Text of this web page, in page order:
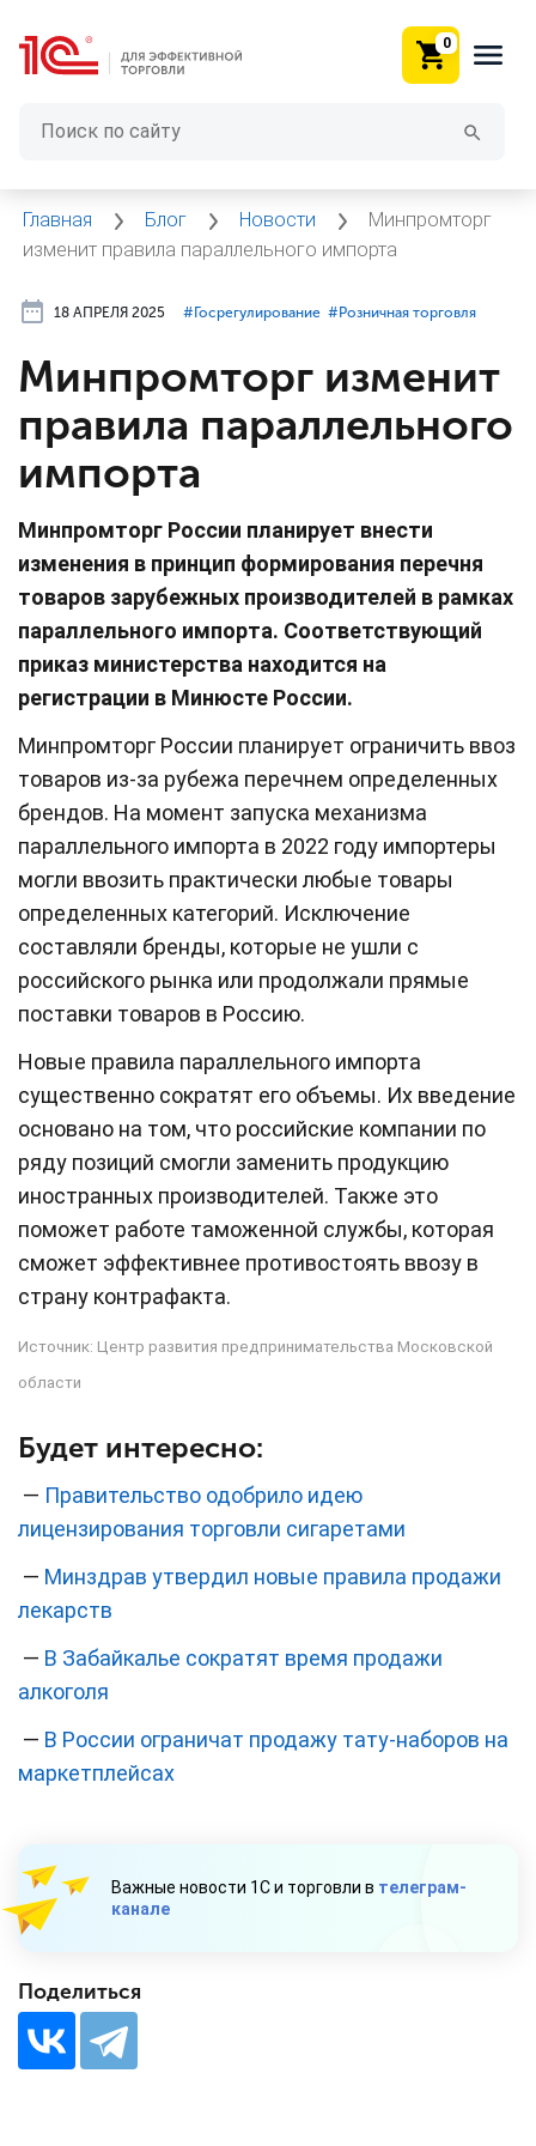
0
Главная Блог Новости
Минпромторг
изменит правила параллельного импорта
18 АПРЕЛЯ 2025 #⁣Госрегулирование #⁣Розничная торговля
Минпромторг изменит
правила параллельного
импорта
Минпромторг России планирует внести
изменения в принцип формирования перечня
товаров зарубежных производителей в рамках
параллельного импорта. Соответствующий
приказ министерства находится на
регистрации в Минюсте России.
Минпромторг России планирует ограничить ввоз
товаров из-за рубежа перечнем определенных
брендов. На момент запуска механизма
параллельного импорта в 2022 году импортеры
могли ввозить практически любые товары
определенных категорий. Исключение
составляли бренды, которые не ушли с
российского рынка или продолжали прямые
поставки товаров в Россию.
Новые правила параллельного импорта
существенно сократят его объемы. Их введение
основано на том, что российские компании по
ряду позиций смогли заменить продукцию
иностранных производителей. Также это
поможет работе таможенной службы, которая
сможет эффективнее противостоять ввозу в
страну контрафакта.
Источник: Центр развития предпринимательства Московской
области
Будет интересно:
— Правительство одобрило идею
лицензирования торговли сигаретами
— Минздрав утвердил новые правила продажи
лекарств
— В Забайкалье сократят время продажи
алкоголя
— В России ограничат продажу тату-наборов на
маркетплейсах
Важные новости 1С и торговли в телеграм-
канале
Поделиться